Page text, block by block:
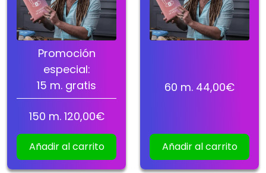
Promoción
especial:
15 m. gratis
150 m. 120,00€
Añadir al carrito
60 m. 44,00€
Añadir al carrito